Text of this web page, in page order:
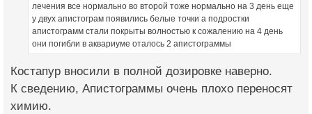
лечения все нормально во второй тоже нормально на 3 день еще
у двух апистограм появились белые точки а подростки
апистограмм стали покрыты волностью к сожалению на 4 день
они погибли в аквариуме оталось 2 апистограммы
Костапур вносили в полной дозировке наверно.
К сведению, Апистограммы очень плохо переносят
химию.